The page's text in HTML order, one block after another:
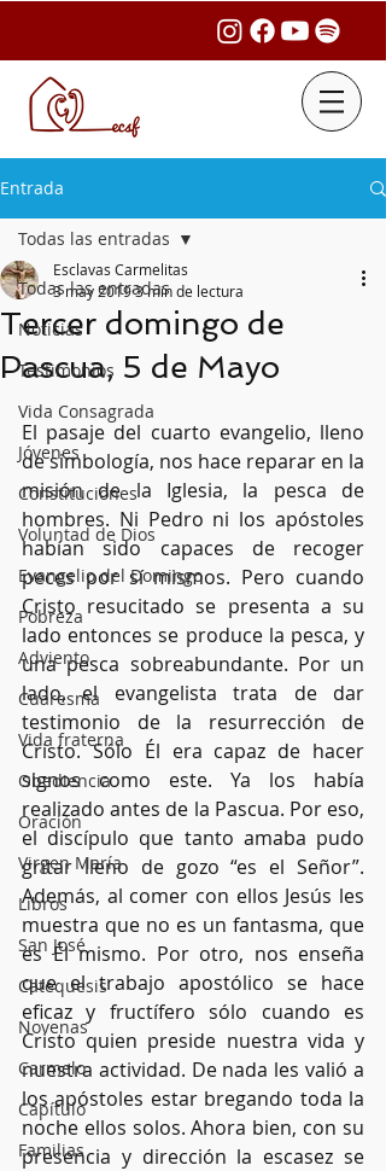
Entrada
Todas las entradas
Noticias
Testimonios
Vida Consagrada
Jóvenes
Constituciones
Voluntad de Dios
Evangelio del Domingo
Pobreza
Adviento
Cuaresma
Vida fraterna
Obediencia
Oración
Virgen María
Libros
San José
Catequesis
Novenas
Carmelo
Capítulo
Familias
Todas las entradas
Tercer domingo de
Pascua, 5 de Mayo
Esclavas Carmelitas
3 may 20193 min de lectura
El pasaje del cuarto evangelio, lleno
de simbología, nos hace reparar en la
misión de la Iglesia, la pesca de
hombres. Ni Pedro ni los apóstoles
habían sido capaces de recoger
peces por sí mismos. Pero cuando
Cristo resucitado se presenta a su
lado entonces se produce la pesca, y
una pesca sobreabundante. Por un
lado, el evangelista trata de dar
testimonio de la resurrección de
Cristo. Sólo Él era capaz de hacer
signos como este. Ya los había
realizado antes de la Pascua. Por eso,
el discípulo que tanto amaba pudo
gritar lleno de gozo “es el Señor”.
Además, al comer con ellos Jesús les
muestra que no es un fantasma, que
es Él mismo. Por otro, nos enseña
que el trabajo apostólico se hace
eficaz y fructífero sólo cuando es
Cristo quien preside nuestra vida y
nuestra actividad. De nada les valió a
los apóstoles estar bregando toda la
noche ellos solos. Ahora bien, con su
presencia y dirección la escasez se